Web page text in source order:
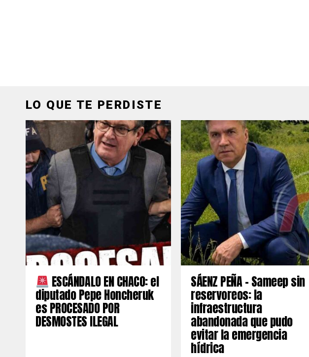
LO QUE TE PERDISTE
ESCÁNDALO EN CHACO: el
diputado Pepe Honcheruk
es PROCESADO POR
DESMOSTES ILEGAL
SÁENZ PEÑA – Sameep sin
reservoreos: la
infraestructura
abandonada que pudo
evitar la emergencia
hídrica